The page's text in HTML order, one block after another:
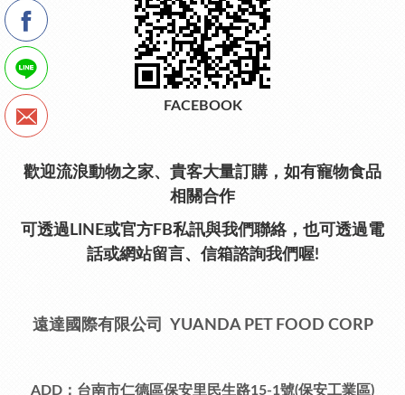
FACEBOOK
歡迎流浪動物之家、貴客大量訂購，如有寵物食品
相關合作
可透過LINE或官方FB私訊與我們聯絡，也可透過電
話或網站留言、信箱諮詢我們喔!
遠達國際有限公司 YUANDA PET FOOD CORP
ADD：台南市仁德區保安里民生路15-1號(保安工業區)